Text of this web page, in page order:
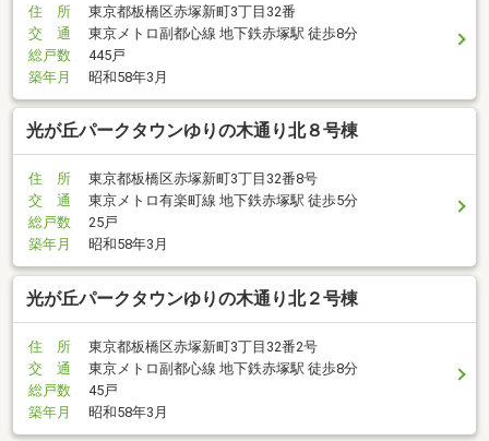
住 所
東京都板橋区赤塚新町3丁目32番
交 通
東京メトロ副都心線 地下鉄赤塚駅 徒歩8分
総戸数
445戸
築年月
昭和58年3月
光が丘パークタウンゆりの木通り北８号棟
住 所
東京都板橋区赤塚新町3丁目32番8号
交 通
東京メトロ有楽町線 地下鉄赤塚駅 徒歩5分
総戸数
25戸
築年月
昭和58年3月
光が丘パークタウンゆりの木通り北２号棟
住 所
東京都板橋区赤塚新町3丁目32番2号
交 通
東京メトロ副都心線 地下鉄赤塚駅 徒歩8分
総戸数
45戸
築年月
昭和58年3月